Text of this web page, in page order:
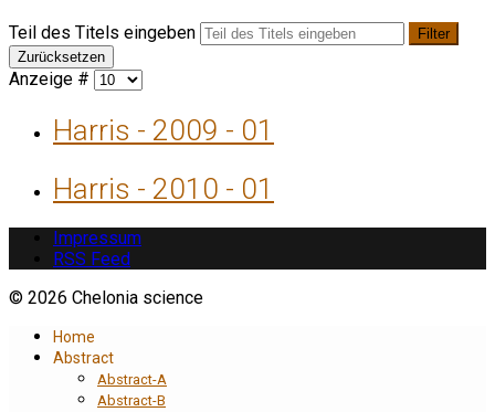
Teil des Titels eingeben
Filter
Zurücksetzen
Anzeige #
Harris - 2009 - 01
Harris - 2010 - 01
Impressum
RSS Feed
© 2026 Chelonia science
Home
Abstract
Abstract-A
Abstract-B